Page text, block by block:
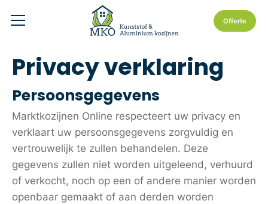
Offerte
Privacy verklaring
Persoonsgegevens
Marktkozijnen Online respecteert uw privacy en
verklaart uw persoonsgegevens zorgvuldig en
vertrouwelijk te zullen behandelen. Deze
gegevens zullen niet worden uitgeleend, verhuurd
of verkocht, noch op een of andere manier worden
openbaar gemaakt of aan derden worden